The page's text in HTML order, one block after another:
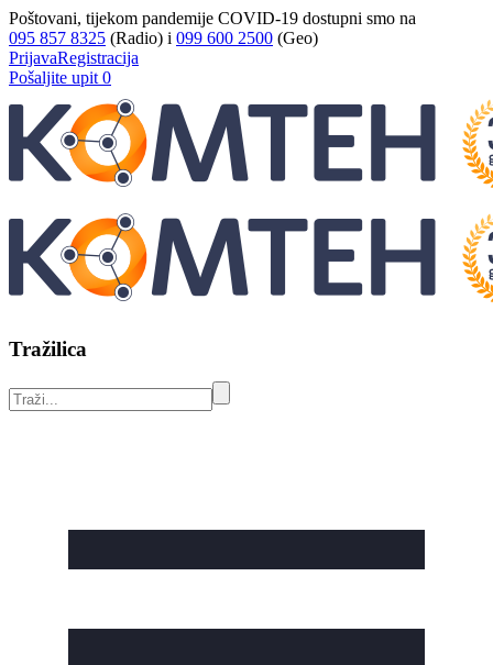
Poštovani, tijekom pandemije COVID-19 dostupni smo na
095 857 8325 (Radio) i 099 600 2500 (Geo)
PrijavaRegistracija
Pošaljite upit 0
Tražilica